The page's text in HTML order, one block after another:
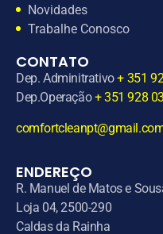
Novidades
Trabalhe Conosco
CONTATO
Dep. Adminitrativo+ 351
Dep.Operação+ 351 928
ENDEREÇO
R. Manuel de Matos e
Loja 04, 2500-290
Caldas da Rainha